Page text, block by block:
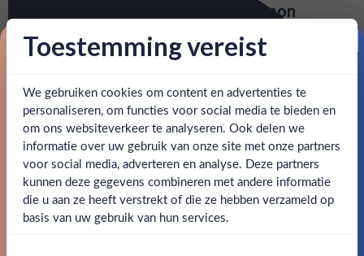
Ben jij 18 jaar of ouder?
Ja Nee
artikel vermeld)
Over Ole Smoky Moonshine Cinnamon
afkomstig distillaat. Door de infusie van kaneel krijgt de
SPECIFICATIES
Alcohol 40.00%
Merk Ole Smoky Moonshine
Toestemming vereist
We gebruiken cookies om content en advertenties te
personaliseren, om functies voor social media te bieden en
om ons websiteverkeer te analyseren. Ook delen we
informatie over uw gebruik van onze site met onze partners
voor social media, adverteren en analyse. Deze partners
kunnen deze gegevens combineren met andere informatie
die u aan ze heeft verstrekt of die ze hebben verzameld op
basis van uw gebruik van hun services.
Proost op je eerste korting!
Schrijf je in en ontvang direct 5% korting op je eerste
bestelling.
Email
Claim mijn korting